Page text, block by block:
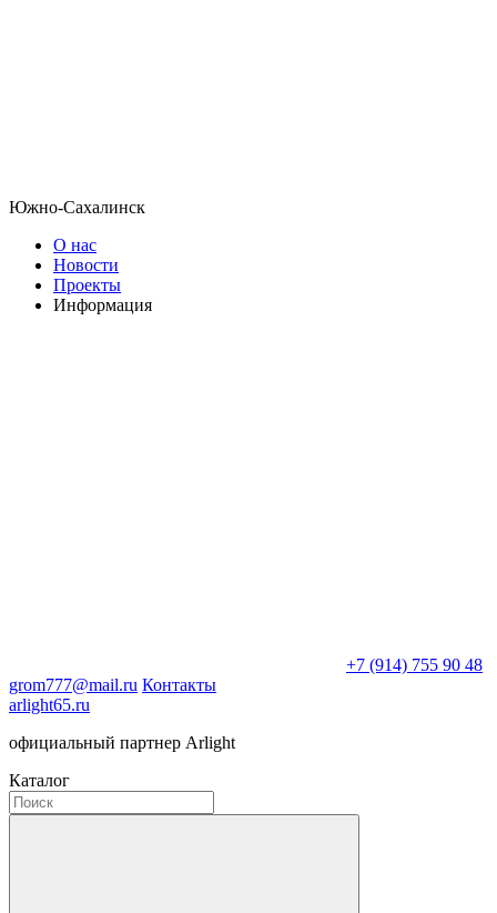
Южно-Сахалинск
О нас
Новости
Проекты
Информация
+7 (914) 755 90 48
grom777@mail.ru Контакты
arlight65.ru
официальный партнер Arlight
Каталог